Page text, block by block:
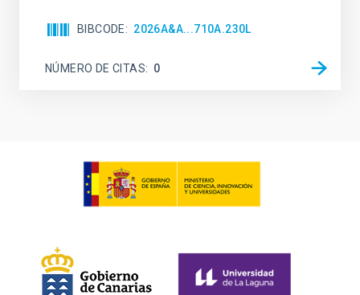
BIBCODE 2026A&A...710A.230L
NÚMERO DE CITAS 0